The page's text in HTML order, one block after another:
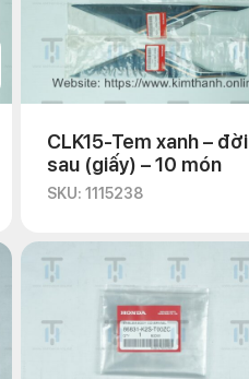
CLK15-Tem xanh – đời
sau (giấy) – 10 món
SKU: 1115238